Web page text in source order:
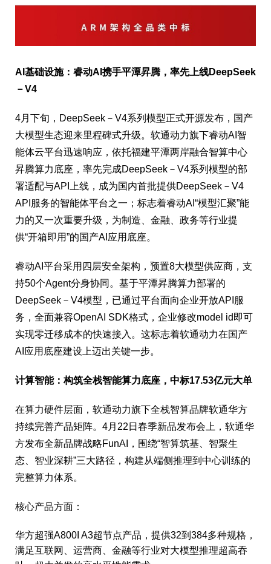
AI基础设施：睿动AI携手平潭昇腾，率先上线DeepSeek
－V4
4月下旬，DeepSeek－V4系列模型正式开源发布，国产
大模型生态迎来里程碑式升级。软通动力旗下睿动AI智
能体云平台迅速响应，依托福建平潭两岸融合智算中心
昇腾算力底座，率先完成DeepSeek－V4系列模型的部
署适配与API上线，成为国内首批提供DeepSeek－V4
API服务的智能体平台之一；标志着睿动AI“模型汇聚”能
力的又一次重要升级，为制造、金融、政务等行业提
供“开箱即用”的国产AI应用底座。
睿动AI平台采用四层安全架构，预置8大模型供应商，支
持50个Agent分身协同。基于平潭昇腾算力部署的
DeepSeek－V4模型，已通过平台面向企业开放API服
务，全面兼容OpenAI SDK格式，企业修改model id即可
实现零迁移成本的快速接入。这标志着软通动力在国产
AI应用底座建设上迈出关键一步。
计算智能：构筑全栈智能算力底座，中标17.53亿元大单
在算力硬件层面，软通动力旗下全栈智算品牌软通华方
持续完善产品矩阵。4月22日春季新品发布会上，软通华
方发布全新品牌战略FunAI，围绕“智算筑基、智聚生
态、智业深耕”三大路径，构建从端侧推理到中心训练的
完整算力体系。
核心产品方面：
华方超强A800I A3超节点产品，提供32到384多种规格，
满足互联网、运营商、金融等行业对大模型推理超高吞